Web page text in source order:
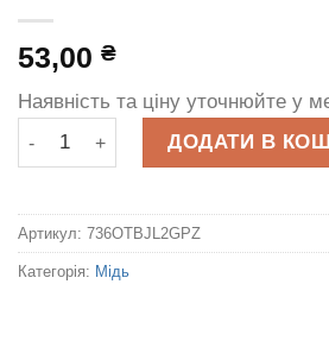
53,00 ₴
Наявність та ціну уточнюйте у
Трійник мідний 18x15x15 мм.
ДОДАТИ В
Артикул: 736OTBJL2GPZ
Категорія: Мідь